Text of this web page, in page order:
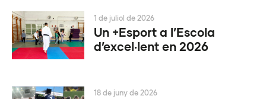
Un +Esport a l’Escola
d’excel·lent en 2026
1 de juliol de 2026
18 de juny de 2026